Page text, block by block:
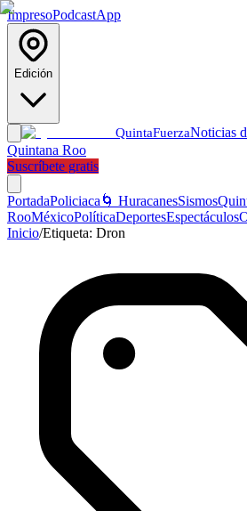
ImpresoPodcastApp
Edición
QuintaFuerzaNoticias
Quintana Roo
Suscríbete gratis
PortadaPoliciaca 🌀 HuracanesSismos
RooMéxicoPolíticaDeportesEspectáculos
Inicio/Etiqueta: Dron